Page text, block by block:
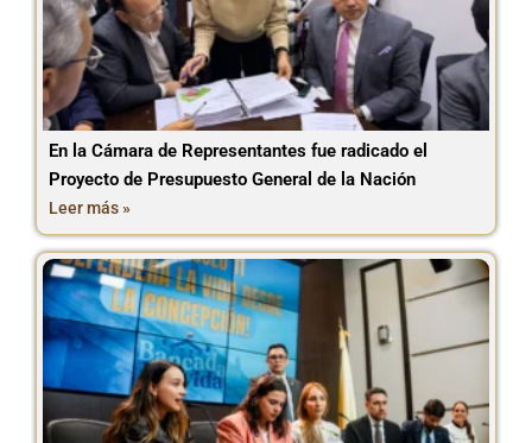
En la Cámara de Representantes fue radicado el
Proyecto de Presupuesto General de la Nación
Leer más »